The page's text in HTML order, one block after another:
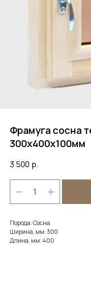
Фрамуга сосна
300х400х100мм
3 500 р.
Порода: Сосна
Ширина, мм: 300
Длина, мм: 400